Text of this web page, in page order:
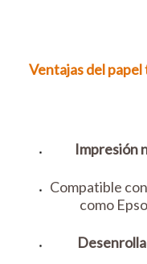
Ventajas delpapel
Impresión
Compatible
como